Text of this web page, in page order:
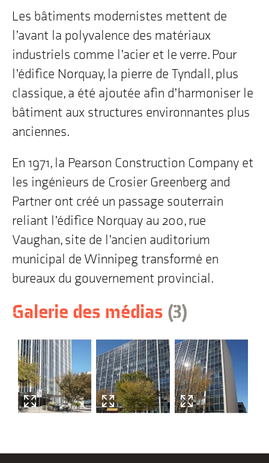
Galerie des médias (3éléments
)
du
bâtiment
que
nous
mettons
avant
sur
la
carte
"401
Avenue
York,
MB"
Les bâtiments modernistes mettent de
l’avant la polyvalence des matériaux
industriels comme l’acier et le verre. Pour
l’édifice Norquay, la pierre de Tyndall, plus
classique, a été ajoutée afin d’harmoniser le
bâtiment aux structures environnantes plus
anciennes.
En 1971, la Pearson Construction Company et
les ingénieurs de Crosier Greenberg and
Partner ont créé un passage souterrain
reliant l’édifice Norquay au 200, rue
Vaughan, site de l’ancien auditorium
municipal de Winnipeg transformé en
bureaux du gouvernement provincial.